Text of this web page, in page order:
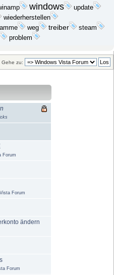
windows update
wiederherstellen
weg treiber steam
problem
Gehe zu:
Forum
Forum
ändern
Forum